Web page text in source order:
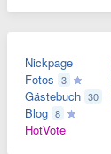
Nickpage
Fotos 3
Gästebuch 30
Blog 8
HotVote